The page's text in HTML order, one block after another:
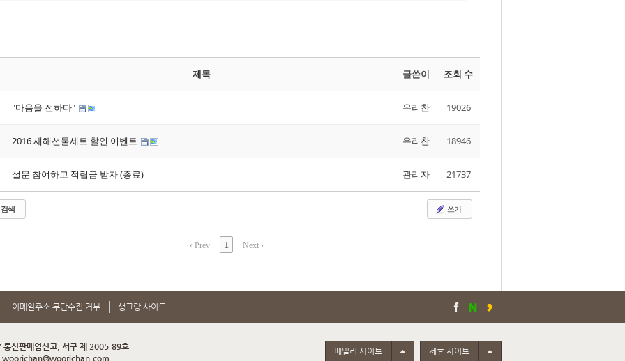
제목 글쓴이 조회 수
"마음을 전하다" 우리찬 19026
2016 새해선물세트 할인 이벤트 우리찬 18946
설문 참여하고 적립금 받자 (종료) 관리자 21737
검색 쓰기
‹ Prev 1 Next ›
이메일주소 무단수집 거부 생그랑 사이트
신판매업신고. 서구 제 2005-89호
. woorichan@woorichan.com
패밀리 사이트 Toggle Dropdown
제휴 사이트 Toggle Dropdown